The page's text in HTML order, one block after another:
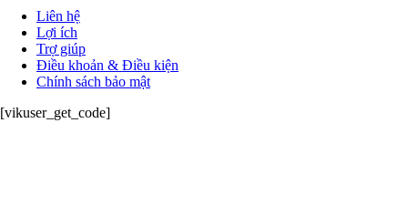
Liên hệ
Lợi ích
Trợ giúp
Điều khoản & Điều kiện
Chính sách bảo mật
[vikuser_get_code]